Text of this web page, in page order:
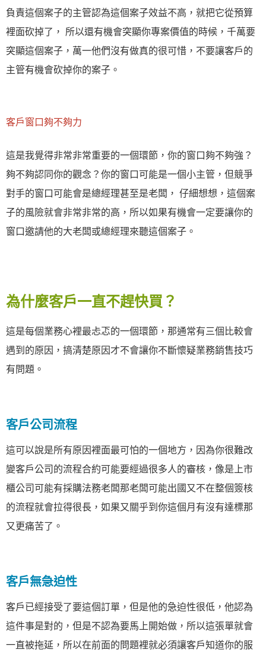
負責這個案子的主管認為這個案子效益不高，就把它從預算
裡面砍掉了， 所以還有機會突顯你專案價值的時候，千萬要
突顯這個案子，萬一他們沒有做真的很可惜，不要讓客戶的
主管有機會砍掉你的案子。
客戶窗口夠不夠力
這是我覺得非常非常重要的一個環節，你的窗口夠不夠強？
夠不夠認同你的觀念？你的窗口可能是一個小主管，但競爭
對手的窗口可能會是總經理甚至是老闆， 仔細想想，這個案
子的風險就會非常非常的高，所以如果有機會一定要讓你的
窗口邀請他的大老闆或總經理來聽這個案子。
為什麼客戶一直不趕快買？
這是每個業務心裡最忐忑的一個環節，那通常有三個比較會
遇到的原因，搞清楚原因才不會讓你不斷懷疑業務銷售技巧
有問題。
客戶公司流程
這可以說是所有原因裡面最可怕的一個地方，因為你很難改
變客戶公司的流程合約可能要經過很多人的審核，像是上市
櫃公司可能有採購法務老闆那老闆可能出國又不在整個簽核
的流程就會拉得很長，如果又關乎到你這個月有沒有達標那
又更痛苦了。
客戶無急迫性
客戶已經接受了要這個訂單，但是他的急迫性很低，他認為
這件事是對的，但是不認為要馬上開始做，所以這張單就會
一直被拖延，所以在前面的問題裡就必須讓客戶知道你的服